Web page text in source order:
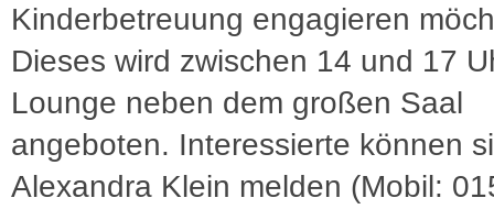
Kinderbetreuung engagieren
Dieses wird zwischen 14 und 17
Lounge neben dem großen Saal
angeboten. Interessierte können
Alexandra Klein melden (Mobil: